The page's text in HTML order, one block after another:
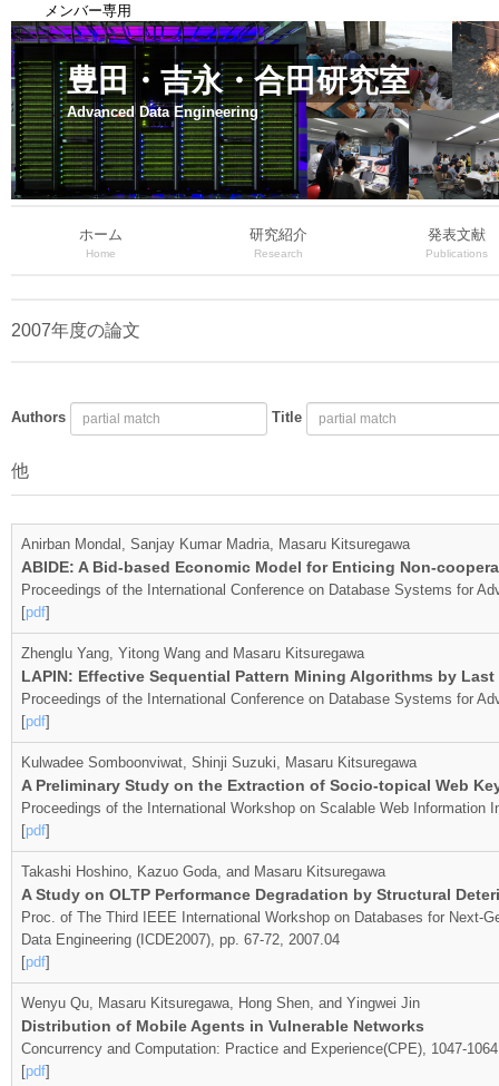
メンバー専用
豊田・吉永・合田研究室
Advanced Data Engineering
ホーム
Home
研究紹介
Research
発表文献
Publications
2007年度の論文
Authors Title
他
Anirban Mondal, Sanjay Kumar Madria, Masaru Kitsuregawa
ABIDE: A Bid-based Economic Model for Enticing Non-
Proceedings of the International Conference on Database Systems for
[pdf]
Zhenglu Yang, Yitong Wang and Masaru Kitsuregawa
LAPIN: Effective Sequential Pattern Mining Algorithms by
Proceedings of the International Conference on Database Systems for
[pdf]
Kulwadee Somboonviwat, Shinji Suzuki, Masaru Kitsuregawa
A Preliminary Study on the Extraction of Socio-topical Web
Proceedings of the International Workshop on Scalable Web Information
[pdf]
Takashi Hoshino, Kazuo Goda, and Masaru Kitsuregawa
A Study on OLTP Performance Degradation by Structural
Proc. of The Third IEEE International Workshop on Databases for Next-
Data Engineering (ICDE2007), pp. 67-72, 2007.04
[pdf]
Wenyu Qu, Masaru Kitsuregawa, Hong Shen, and Yingwei Jin
Distribution of Mobile Agents in Vulnerable Networks
Concurrency and Computation: Practice and Experience(CPE), 1047-
[pdf]